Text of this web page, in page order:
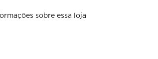
sobre essa loja